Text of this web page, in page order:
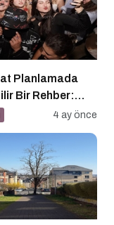
Planlamada
Bir Rehber:
4 ay önce